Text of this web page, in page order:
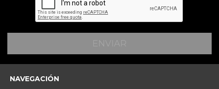
NAVEGACIÓN